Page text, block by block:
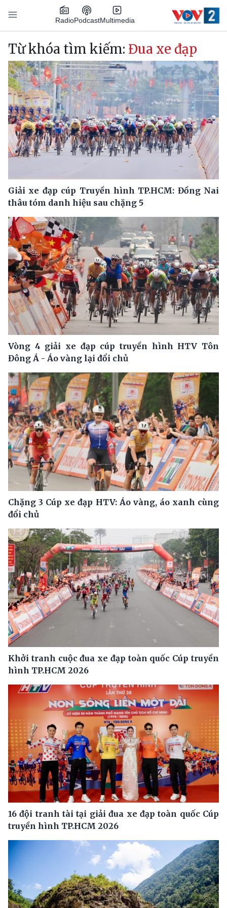
Nhảy đến nội dung
RadioPodcastMultimedia
Main navigation
Từ khóa tìm kiếm: Đua xe đạp
Giải xe đạp cúp Truyền hình TP.HCM: Đồng Nai
thâu tóm danh hiệu sau chặng 5
Vòng 4 giải xe đạp cúp truyền hình HTV Tôn
Đông Á - Áo vàng lại đổi chủ
Chặng 3 Cúp xe đạp HTV: Áo vàng, áo xanh cùng
đổi chủ
Khởi tranh cuộc đua xe đạp toàn quốc Cúp truyền
hình TP.HCM 2026
16 đội tranh tài tại giải đua xe đạp toàn quốc Cúp
truyền hình TP.HCM 2026